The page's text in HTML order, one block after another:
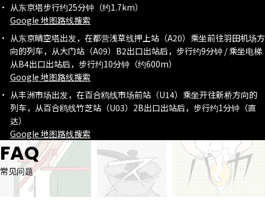
从东京塔步行约25分钟（约1.7km）
Google 地图路线搜索
从东京晴空塔出发，在都营浅草线押上站（A20）乘坐前往羽田机场方
向的列车，从大门站（A09）B2出口出站后，步行约9分钟 / 乘坐电梯
从B4出口出站后，步行约10分钟（约600m）
Google 地图路线搜索
从丰洲市场出发，在百合鸥线市场前站（U14）乘坐开往新桥方向的
列车，从百合鸥线竹芝站（U03）2B出口出站后，步行约1分钟（直
达）
Google 地图路线搜索
FAQ
常见问题